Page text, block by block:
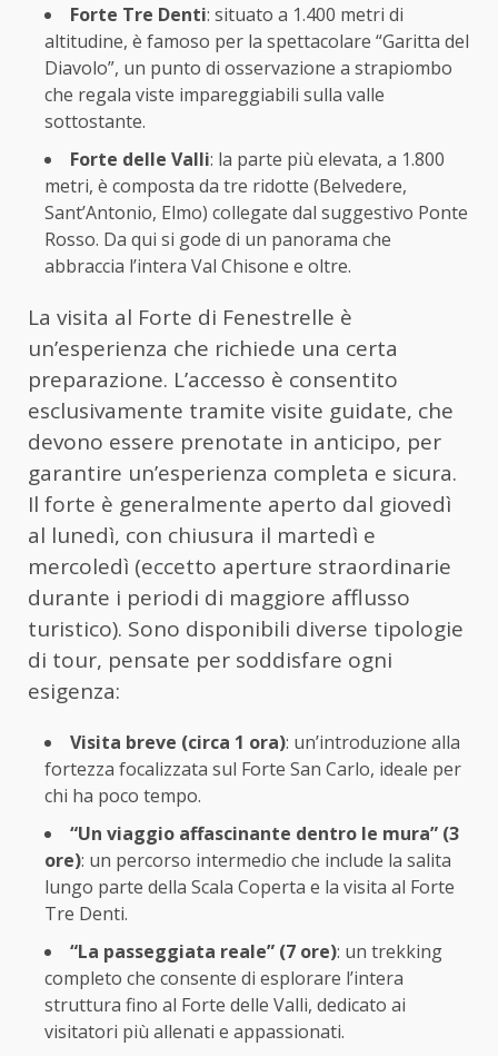
Forte Tre Denti: situato a 1.400 metri di
altitudine, è famoso per la spettacolare “Garitta del
Diavolo”, un punto di osservazione a strapiombo
che regala viste impareggiabili sulla valle
sottostante.
Forte delle Valli: la parte più elevata, a 1.800
metri, è composta da tre ridotte (Belvedere,
Sant’Antonio, Elmo) collegate dal suggestivo Ponte
Rosso. Da qui si gode di un panorama che
abbraccia l’intera Val Chisone e oltre.
La visita al Forte di Fenestrelle è
un’esperienza che richiede una certa
preparazione. L’accesso è consentito
esclusivamente tramite visite guidate, che
devono essere prenotate in anticipo, per
garantire un’esperienza completa e sicura.
Il forte è generalmente aperto dal giovedì
al lunedì, con chiusura il martedì e
mercoledì (eccetto aperture straordinarie
durante i periodi di maggiore afflusso
turistico). Sono disponibili diverse tipologie
di tour, pensate per soddisfare ogni
esigenza:
Visita breve (circa 1 ora): un’introduzione alla
fortezza focalizzata sul Forte San Carlo, ideale per
chi ha poco tempo.
“Un viaggio affascinante dentro le mura” (3
ore): un percorso intermedio che include la salita
lungo parte della Scala Coperta e la visita al Forte
Tre Denti.
“La passeggiata reale” (7 ore): un trekking
completo che consente di esplorare l’intera
struttura fino al Forte delle Valli, dedicato ai
visitatori più allenati e appassionati.